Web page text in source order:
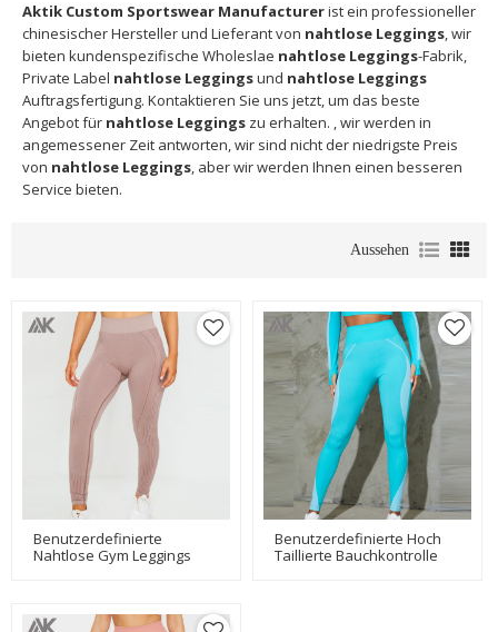
Aktik Custom Sportswear Manufacturerist ein professioneller
chinesischer Hersteller und Lieferant von nahtlose Leggings, wir
bieten kundenspezifische Wholeslae nahtlose Leggings-Fabrik,
Private Label nahtlose Leggingsund nahtlose Leggings
Auftragsfertigung. Kontaktieren Sie uns jetzt, um das beste
Angebot für nahtlose Leggings zu erhalten. , wir werden in
angemessener Zeit antworten, wir sind nicht der niedrigste Preis
von nahtlose Leggings, aber wir werden Ihnen einen besseren
Service bieten.
Aussehen
Benutzerdefinierte
Nahtlose Gym Leggings
Benutzerdefinierte Hoch
Taillierte Bauchkontrolle